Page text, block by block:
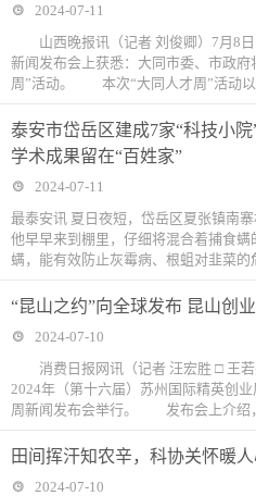
2024-07-11
山西晚报讯（记者 刘俊卿）7月8日
新闻发布会上获悉：大同市委、市政
周”活动。 本次“大同人才周”活动以
泰安市岱岳区建成7家“科技小
学术成果留在“百姓家”
2024-07-11
最泰安讯 夏日夜短，岱岳区夏张镇南
他早早来到棚里，仔细将混合着捕食
螨，能有效防止灰霉病、根蛆对韭菜的
“昆山之约”向全球发布 昆山创
2024-07-10
消费日报网讯（记者 汪宏胜 □ 王若
2024年（第十六届）苏州国际精英创
周新闻发布会举行。 发布会上介绍
田间挥汗知农辛，科协关怀暖
2024-07-10